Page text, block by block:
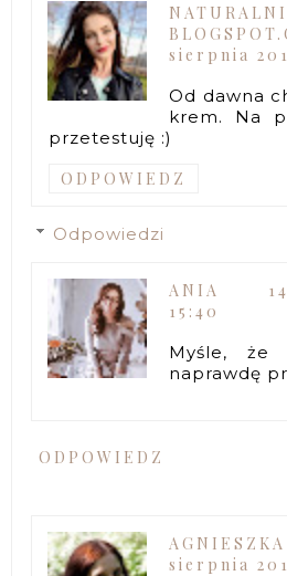
sierpnia
Od dawna
krem. Na
przetestuję :)
ODPOWIEDZ
Odpowiedzi
ANIA
15:40
Myśle, że
naprawdę
ODPOWIEDZ
sierpnia